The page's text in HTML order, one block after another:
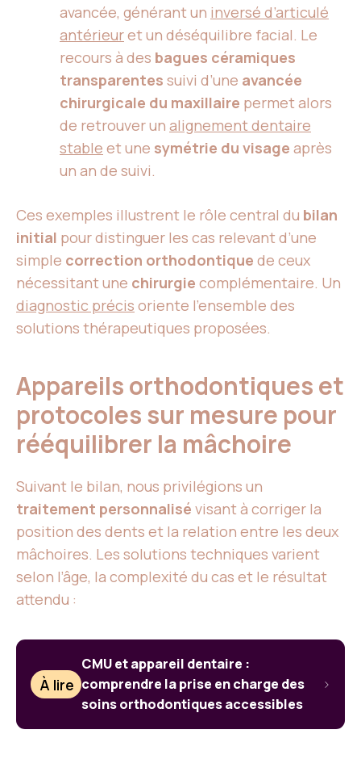
avancée, générant un inversé d’articulé
antérieuret un déséquilibre facial. Le
recours à des bagues céramiques
transparentes suivi d’une avancée
chirurgicale du maxillaire permet alors
de retrouver un alignement dentaire
stable et une symétrie du visage après
un an de suivi.
Ces exemples illustrent le rôle central du bilan
initial pour distinguer les cas relevant d’une
simple correction orthodontique de ceux
nécessitant une chirurgie complémentaire. Un
diagnostic précis oriente l’ensemble des
solutions thérapeutiques proposées.
Appareils orthodontiques et
protocoles sur mesure pour
rééquilibrer la mâchoire
Suivant le bilan, nous privilégions un
traitement personnalisé visant à corriger la
position des dents et la relation entre les deux
mâchoires. Les solutions techniques varient
selon l’âge, la complexité du cas et le résultat
attendu :
À lire
CMU et appareil dentaire :
comprendre la prise en charge des
soins orthodontiques accessibles